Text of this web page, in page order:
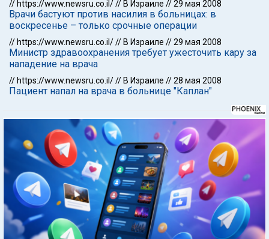
// https://www.newsru.co.il/// В Израиле //29 мая 2008
Врачи бастуют против насилия в больницах: в
воскресенье – только срочные операции
// https://www.newsru.co.il/// В Израиле //29 мая 2008
Министр здравоохранения требует ужесточить кару за
нападение на врача
// https://www.newsru.co.il/// В Израиле //28 мая 2008
Пациент напал на врача в больнице "Каплан"